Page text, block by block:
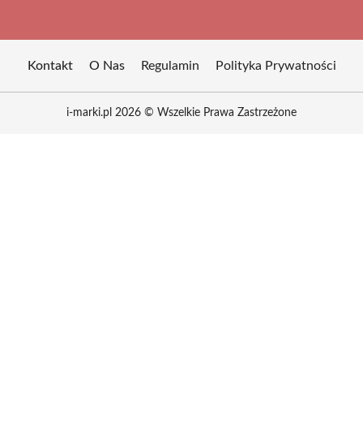
Kontakt O Nas Regulamin Polityka Prywatności
i-marki.pl 2026 © Wszelkie Prawa Zastrzeżone